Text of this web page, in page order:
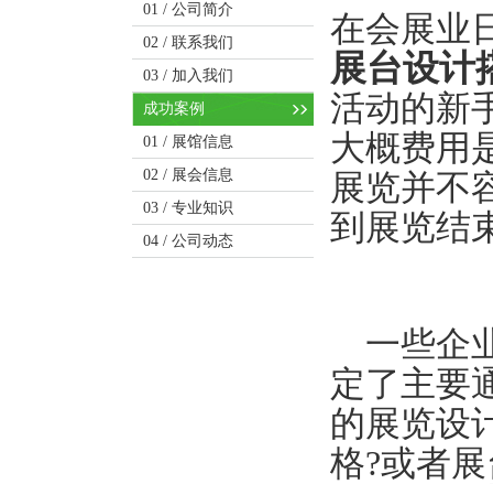
01 / 公司简介
02 / 联系我们
03 / 加入我们
成功案例
01 / 展馆信息
02 / 展会信息
03 / 专业知识
04 / 公司动态
在会展业
展台设计
活动的新
大概费用
展览并不
到展览结
一些企
定了主要
的展览设
格?或者